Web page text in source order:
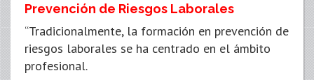
Prevención de Riesgos Laborales
“Tradicionalmente, la formación en prevención de
riesgos laborales se ha centrado en el ámbito
profesional.